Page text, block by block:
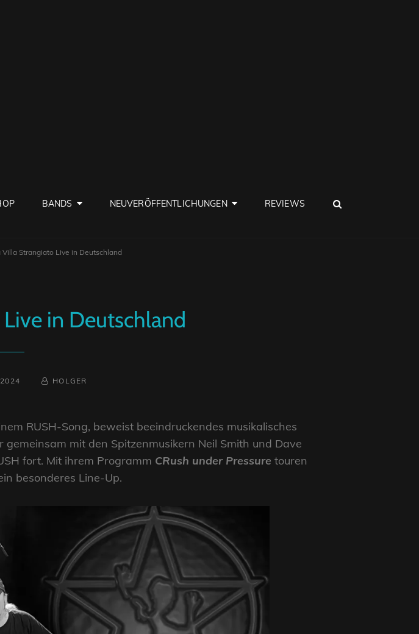
BANDS NEUVERÖFFENTLICHUNGEN REVIEWS
Villa Strangiato Live in Deutschland
in Deutschland
BY
BYLINE
HOLGER
RUSH-Song, beweist beeindruckendes musikalisches
mit den Spitzenmusikern Neil Smith und Dave
fort. Mit ihrem Programm CRush under Pressure touren
besonderes Line-Up.